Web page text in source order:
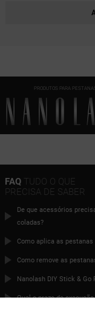
PRODUTOS PARA
FAQTUDO O QUE
PRECISA DE SABER
De que acessórios
coladas?
Como aplica as
Como remove as
Nanolash DIY Stick & Go
Qual o prazo de